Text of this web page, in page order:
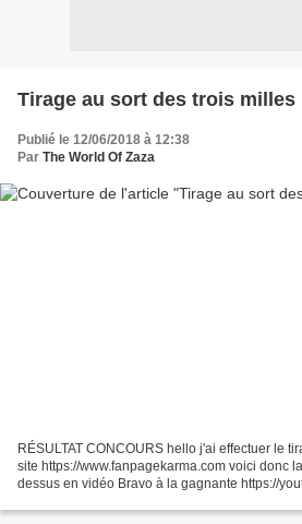
Tirage au sort des trois milles
Publié le 12/06/2018 à 12:38
Par The World Of Zaza
RÉSULTAT CONCOURS hello j'ai effectuer le
site https://www.fanpagekarma.com voici donc
dessus en vidéo Bravo à la gagnante https://